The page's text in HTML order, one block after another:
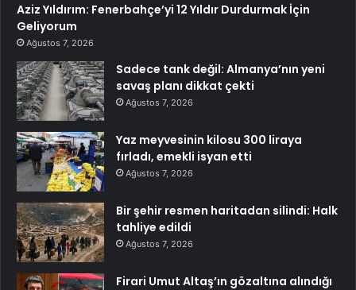
Aziz Yıldırım: Fenerbahçe’yi 12 Yıldır Durdurmak İçin
Geliyorum
Ağustos 7, 2026
Sadece tank değil: Almanya’nın yeni
savaş planı dikkat çekti
Ağustos 7, 2026
Yaz meyvesinin kilosu 300 liraya
fırladı, emekli isyan etti
Ağustos 7, 2026
Bir şehir resmen haritadan silindi: Halk
tahliye edildi
Ağustos 7, 2026
Firari Umut Altaş’ın gözaltına alındığı